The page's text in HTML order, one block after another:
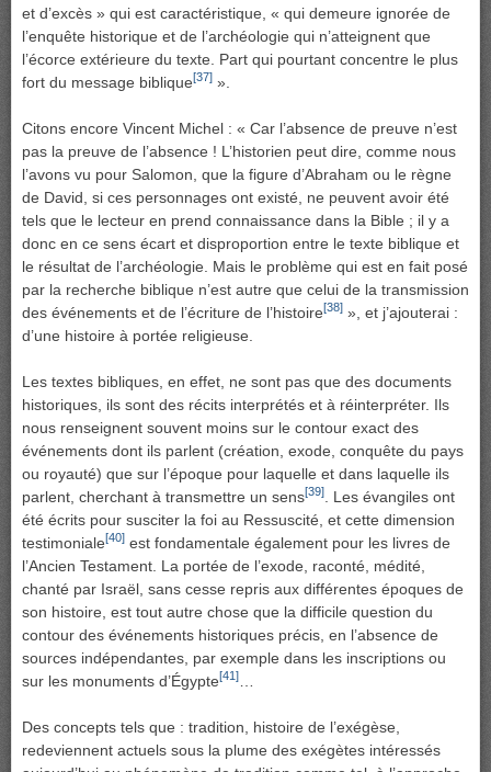
et d’excès » qui est caractéristique, « qui demeure ignorée de
l’enquête historique et de l’archéologie qui n’atteignent que
l’écorce extérieure du texte. Part qui pourtant concentre le plus
fort du message biblique[37] ».
Citons encore Vincent Michel : « Car l’absence de preuve n’est
pas la preuve de l’absence ! L’historien peut dire, comme nous
l’avons vu pour Salomon, que la figure d’Abraham ou le règne
de David, si ces personnages ont existé, ne peuvent avoir été
tels que le lecteur en prend connaissance dans la Bible ; il y a
donc en ce sens écart et disproportion entre le texte biblique et
le résultat de l’archéologie. Mais le problème qui est en fait posé
par la recherche biblique n’est autre que celui de la transmission
des événements et de l’écriture de l’histoire[38] », et j’ajouterai :
d’une histoire à portée religieuse.
Les textes bibliques, en effet, ne sont pas que des documents
historiques, ils sont des récits interprétés et à réinterpréter. Ils
nous renseignent souvent moins sur le contour exact des
événements dont ils parlent (création, exode, conquête du pays
ou royauté) que sur l’époque pour laquelle et dans laquelle ils
parlent, cherchant à transmettre un sens[39]
. Les évangiles ont
été écrits pour susciter la foi au Ressuscité, et cette dimension
testimoniale[40] est fondamentale également pour les livres de
l’Ancien Testament. La portée de l’exode, raconté, médité,
chanté par Israël, sans cesse repris aux différentes époques de
son histoire, est tout autre chose que la difficile question du
contour des événements historiques précis, en l’absence de
sources indépendantes, par exemple dans les inscriptions ou
sur les monuments d’Égypte[41]
Des concepts tels que : tradition, histoire de l’exégèse,
redeviennent actuels sous la plume des exégètes intéressés